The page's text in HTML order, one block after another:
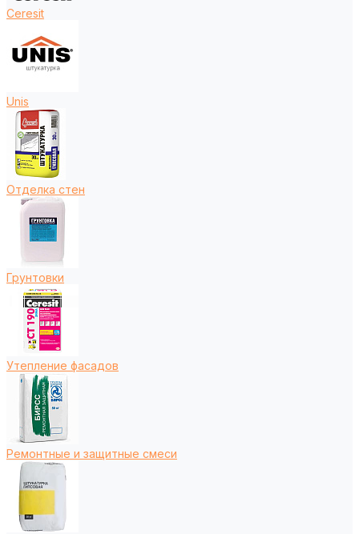
Ceresit
Unis
Отделка стен
Грунтовки
Утепление фасадов
Ремонтные и защитные смеси